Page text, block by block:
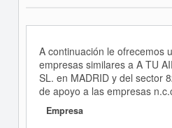
A continuación le ofrecemos
empresas similares a A TU
SL. en MADRID y del sector
de apoyo a las empresas
Empresa